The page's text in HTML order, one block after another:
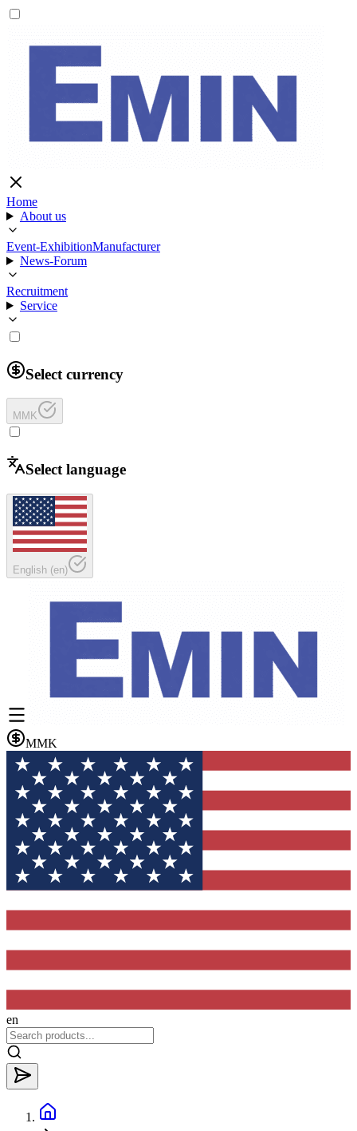
Home
About us
Event-ExhibitionManufacturer
News-Forum
Recruitment
Service
Select currency
MMK
Select language
English (en)
MMK
en